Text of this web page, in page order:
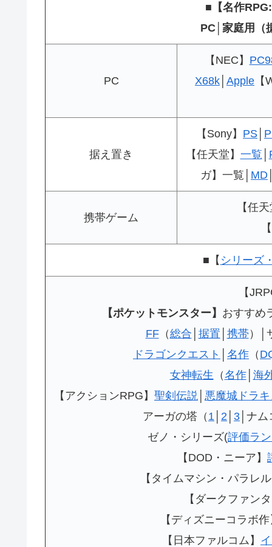
■【名作
PC│家庭用（
PC
【NEC】
X68k Apple
据え置き
【Sony】 PS
【任天堂】 一覧
ガ】一覧│ MD
携帯ゲーム
【任
■【 シリーズ
【
【ポケットモンスター】 おすすめ
FF（総合 据置 携帯 ）│
ドラゴンクエスト
名作 （
女神転生 （名作│ 海
【アクションRPG】 聖剣伝説
悪魔城ドラ
アーガの塔（ 1 2 3 │ナ
ゼノ・シリーズ(評価ラ
【DOD・ニーア】
【タイムマシン・パラレ
【ダークファン
【ディズニーコラボ作
【日本ファルコム】